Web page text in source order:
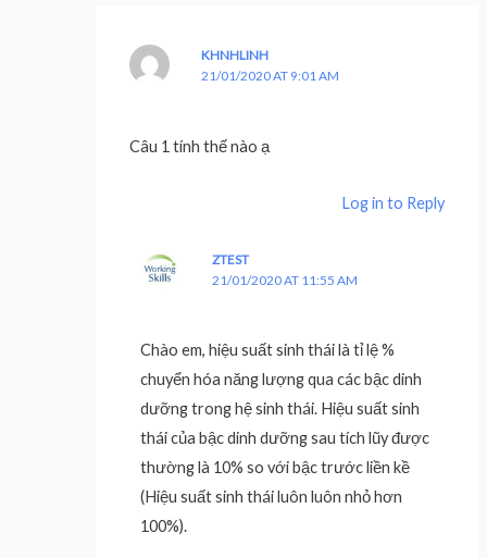
KHNHLINH
21/01/2020 AT 9:01 AM
Câu 1 tính thế nào ạ
Log in to Reply
ZTEST
21/01/2020 AT 11:55 AM
Chào em, hiệu suất sinh thái là tỉ lệ %
chuyển hóa năng lượng qua các bậc dinh
dưỡng trong hệ sinh thái. Hiệu suất sinh
thái của bậc dinh dưỡng sau tích lũy được
thường là 10% so với bậc trước liền kề
(Hiệu suất sinh thái luôn luôn nhỏ hơn
100%).